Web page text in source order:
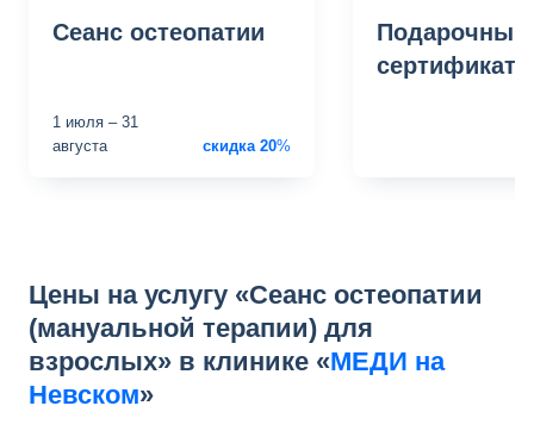
Сеанс остеопатии
1 июля – 31
августа
скидка 20%
Подарочный
сертификат
Цены на услугу «Сеанс остеопатии
(мануальной терапии) для
взрослых» в клинике «МЕДИ на
Невском»